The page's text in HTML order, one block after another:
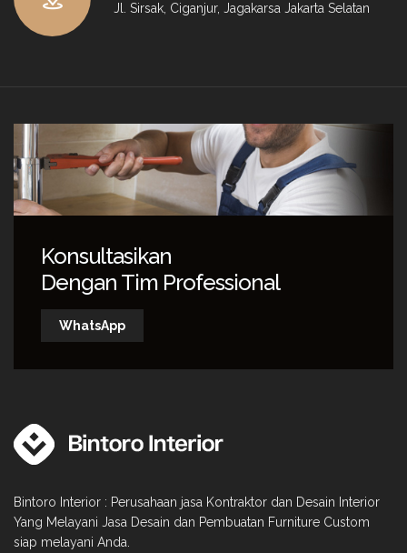
Jl. Sirsak, Ciganjur, Jagakarsa Jakarta Selatan
Konsultasikan
Dengan Tim Professional
WhatsApp
Bintoro Interior : Perusahaan jasa Kontraktor dan Desain Interior
Yang Melayani Jasa Desain dan Pembuatan Furniture Custom
siap melayani Anda.